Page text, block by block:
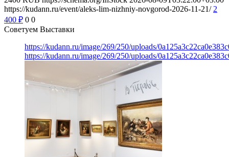
https://kudann.ru/event/aleks-lim-nizhniy-novgorod-2026-11-21/ 2
400 ₽ 0 0
Советуем Выставки
https://kudann.ru/image/269/250/uploads/
https://kudann.ru/image/269/250/uploads/